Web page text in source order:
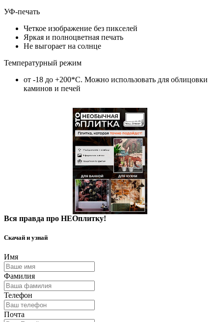
УФ-печать
Четкое изображение без пикселей
Яркая и полноцветная печать
Не выгорает на солнце
Температурный режим
от -18 до +200*C. Можно использовать для облицовки
каминов и печей
Вся правда про НЕОплитку!
Скачай и узнай
Имя
Фамилия
Телефон
Почта